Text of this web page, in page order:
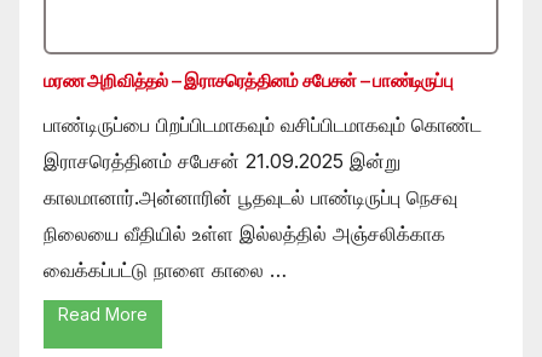
மரண அறிவித்தல் – இராசரெத்தினம் சபேசன் – பாண்டிருப்பு
பாண்டிருப்பை பிறப்பிடமாகவும் வசிப்பிடமாகவும் கொண்ட
இராசரெத்தினம் சபேசன் 21.09.2025 இன்று
காலமானார்.அன்னாரின் பூதவுடல் பாண்டிருப்பு நெசவு
நிலையை வீதியில் உள்ள இல்லத்தில் அஞ்சலிக்காக
வைக்கப்பட்டு நாளை காலை …
Read More